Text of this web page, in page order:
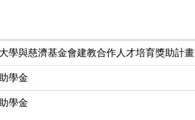
學與慈濟基金會建教合作人才培育獎助計畫
學金
學金